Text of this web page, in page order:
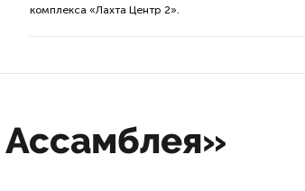
комплекса «Лахта Центр 2».